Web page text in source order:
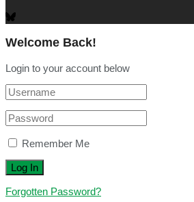
Welcome Back!
Login to your account below
Remember Me
Forgotten Password?